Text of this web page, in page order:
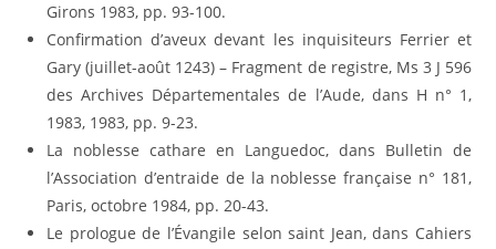
Girons 1983, pp. 93-100.
Confirmation d’aveux devant les inquisiteurs Ferrier et
Gary (juillet-août 1243) – Fragment de registre, Ms 3 J 596
des Archives Départementales de l’Aude, dans H n° 1,
1983, 1983, pp. 9-23.
La noblesse cathare en Languedoc, dans Bulletin de
l’Association d’entraide de la noblesse française n° 181,
Paris, octobre 1984, pp. 20-43.
Le prologue de l’Évangile selon saint Jean, dans Cahiers